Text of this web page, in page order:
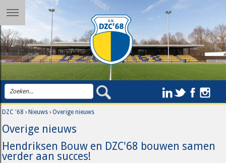
DZC '68 ›Nieuws ›Overige nieuws
Overige nieuws
Hendriksen Bouw en DZC'68 bouwen samen
verder aan succes!